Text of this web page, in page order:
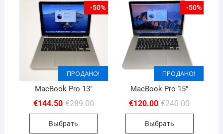
-50%
ПРОДАНО!
ПРОДАНО!
MacBook Pro 13″
€289.00Первоначальная
€144.50
Текущая
Выбрать
-50%
ПРОДАНО!
ПРОДАНО!
MacBook Pro 15″
€240.00
€120.00
Текущая
Выбрать